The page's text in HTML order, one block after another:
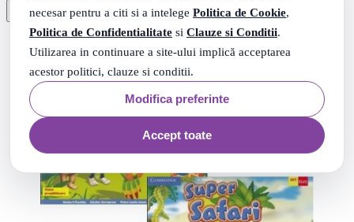
necesar pentru a citi si a intelege Politica de Cookie,
Politica de Confidentialitate si Clauze si Conditii.
Utilizarea in continuare a site-ului implică acceptarea
acestor politici, clauze si conditii.
Modifica preferinte
Accept toate